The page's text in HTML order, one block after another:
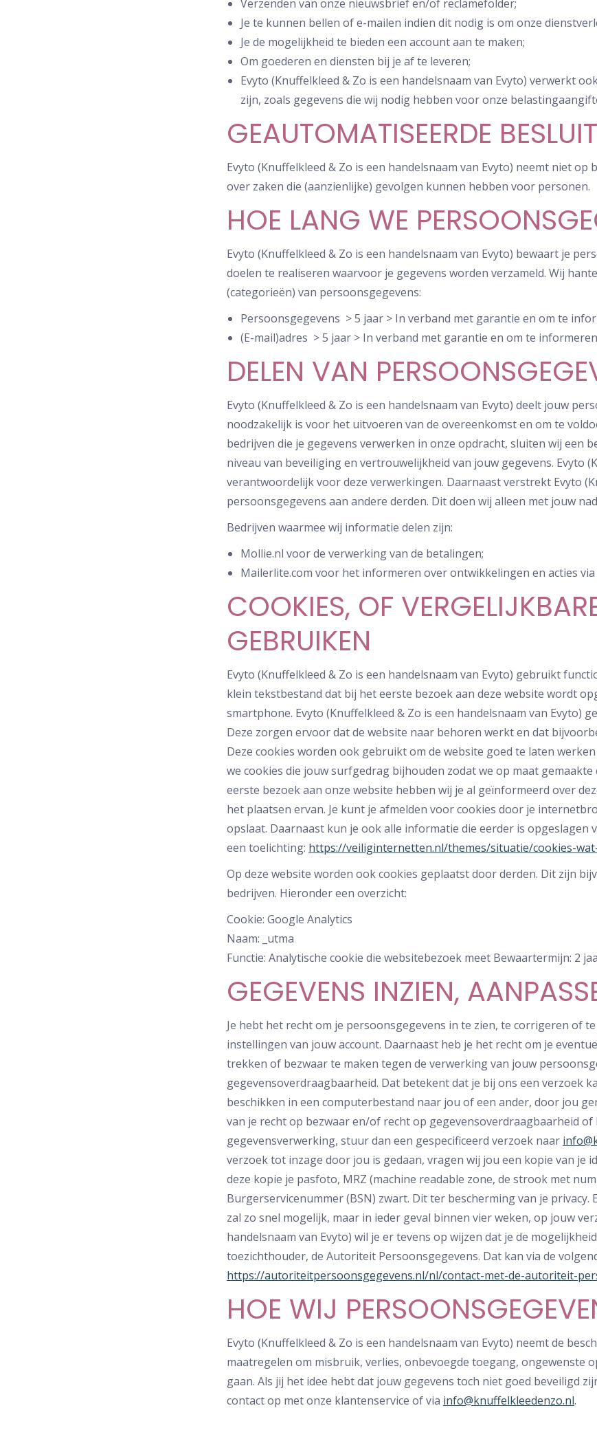
Verzenden van onze nieuwsbrief en/of reclamefolder;
Je te kunnen bellen of e-mailen indien dit nodig is om onze
Je de mogelijkheid te bieden een account aan te maken;
Om goederen en diensten bij je af te leveren;
Evyto (Knuffelkleed & Zo is een handelsnaam van Evyto) verwerkt
zijn, zoals gegevens die wij nodig hebben voor onze
GEAUTOMATISEERDE
Evyto (Knuffelkleed & Zo is een handelsnaam van Evyto) neemt niet
over zaken die (aanzienlijke) gevolgen kunnen hebben voor personen.
HOE LANG WE
Evyto (Knuffelkleed & Zo is een handelsnaam van Evyto) bewaart je
doelen te realiseren waarvoor je gegevens worden verzameld. Wij
(categorieën) van persoonsgegevens:
Persoonsgegevens > 5 jaar > In verband met garantie en om te
(E-mail)adres > 5 jaar > In verband met garantie en om te
DELEN VAN
Evyto (Knuffelkleed & Zo is een handelsnaam van Evyto) deelt jouw
noodzakelijk is voor het uitvoeren van de overeenkomst en om te
bedrijven die je gegevens verwerken in onze opdracht, sluiten wij een
niveau van beveiliging en vertrouwelijkheid van jouw gegevens. Evyto
verantwoordelijk voor deze verwerkingen. Daarnaast verstrekt Evyto
persoonsgegevens aan andere derden. Dit doen wij alleen met jouw
Bedrijven waarmee wij informatie delen zijn:
Mollie.nl voor de verwerking van de betalingen;
Mailerlite.com voor het informeren over ontwikkelingen en acties
COOKIES, OF
GEBRUIKEN
Evyto (Knuffelkleed & Zo is een handelsnaam van Evyto) gebruikt
klein tekstbestand dat bij het eerste bezoek aan deze website wordt
smartphone. Evyto (Knuffelkleed & Zo is een handelsnaam van Evyto)
Deze zorgen ervoor dat de website naar behoren werkt en dat
Deze cookies worden ook gebruikt om de website goed te laten
we cookies die jouw surfgedrag bijhouden zodat we op maat
eerste bezoek aan onze website hebben wij je al geïnformeerd over
het plaatsen ervan. Je kunt je afmelden voor cookies door je
opslaat. Daarnaast kun je ook alle informatie die eerder is
een toelichting: https://veiliginternetten.nl/themes/situatie/cookies-
Op deze website worden ook cookies geplaatst door derden. Dit zijn
bedrijven. Hieronder een overzicht:
Cookie: Google Analytics
Naam: _utma
Functie: Analytische cookie die websitebezoek meet Bewaartermijn: 2
GEGEVENS INZIEN,
Je hebt het recht om je persoonsgegevens in te zien, te corrigeren of
instellingen van jouw account. Daarnaast heb je het recht om je
trekken of bezwaar te maken tegen de verwerking van jouw
gegevensoverdraagbaarheid. Dat betekent dat je bij ons een verzoek
beschikken in een computerbestand naar jou of een ander, door jou
van je recht op bezwaar en/of recht op gegevensoverdraagbaarheid
gegevensverwerking, stuur dan een gespecificeerd verzoek naar
verzoek tot inzage door jou is gedaan, vragen wij jou een kopie van je
deze kopie je pasfoto, MRZ (machine readable zone, de strook met
Burgerservicenummer (BSN) zwart. Dit ter bescherming van je privacy.
zal zo snel mogelijk, maar in ieder geval binnen vier weken, op jouw
handelsnaam van Evyto) wil je er tevens op wijzen dat je de
toezichthouder, de Autoriteit Persoonsgegevens. Dat kan via de
https://autoriteitpersoonsgegevens.nl/nl/contact-met-de-autoriteit-
HOE WIJ
Evyto (Knuffelkleed & Zo is een handelsnaam van Evyto) neemt de
maatregelen om misbruik, verlies, onbevoegde toegang,
gaan. Als jij het idee hebt dat jouw gegevens toch niet goed beveiligd
contact op met onze klantenservice of via info@knuffelkleedenzo.nl.